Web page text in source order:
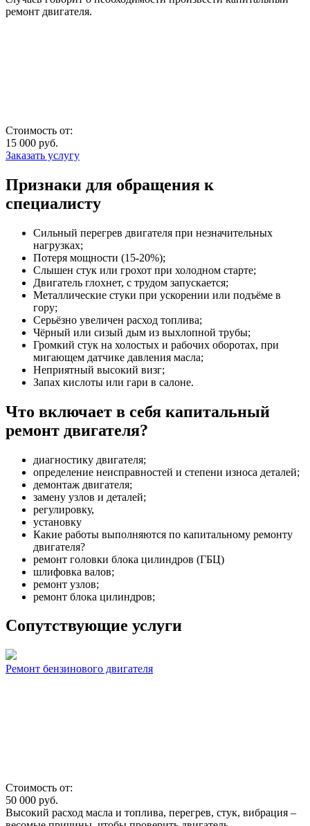
ремонт двигателя.
Стоимость от:
15 000 руб.
Заказать услугу
Признаки для обращения к
специалисту
Сильный перегрев двигателя при незначительных
нагрузках;
Потеря мощности (15-20%);
Слышен стук или грохот при холодном старте;
Двигатель глохнет, с трудом запускается;
Металлические стуки при ускорении или подъёме в
гору;
Серьёзно увеличен расход топлива;
Чёрный или сизый дым из выхлопной трубы;
Громкий стук на холостых и рабочих оборотах, при
мигающем датчике давления масла;
Неприятный высокий визг;
Запах кислоты или гари в салоне.
Что включает в себя капитальный
ремонт двигателя?
диагностику двигателя;
определение неисправностей и степени износа деталей;
демонтаж двигателя;
замену узлов и деталей;
регулировку,
установку
Какие работы выполняются по капитальному ремонту
двигателя?
ремонт головки блока цилиндров (ГБЦ)
шлифовка валов;
ремонт узлов;
ремонт блока цилиндров;
Сопутствующие услуги
Ремонт бензинового двигателя
Стоимость от:
50 000 руб.
Высокий расход масла и топлива, перегрев, стук, вибрация –